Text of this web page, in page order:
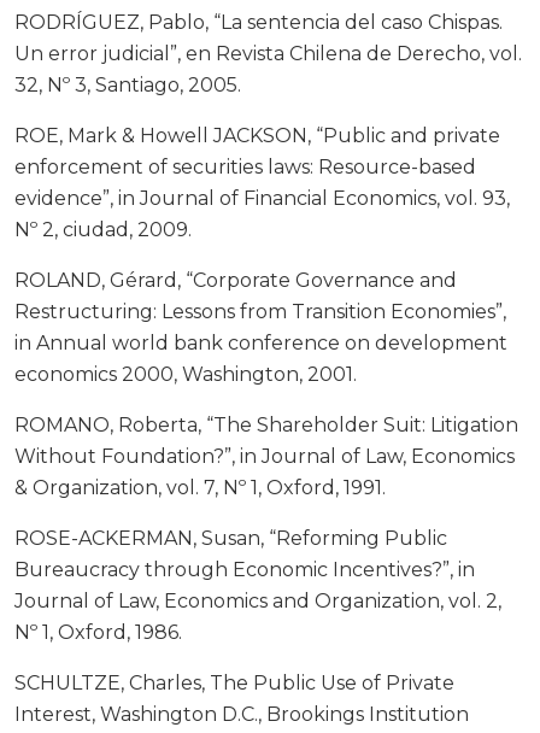
RODRÍGUEZ, Pablo, “La sentencia del caso Chispas.
Un error judicial”, en Revista Chilena de Derecho, vol.
32, Nº 3, Santiago, 2005.
ROE, Mark & Howell JACKSON, “Public and private
enforcement of securities laws: Resource-based
evidence”, in Journal of Financial Economics, vol. 93,
Nº 2, ciudad, 2009.
ROLAND, Gérard, “Corporate Governance and
Restructuring: Lessons from Transition Economies”,
in Annual world bank conference on development
economics 2000, Washington, 2001.
ROMANO, Roberta, “The Shareholder Suit: Litigation
Without Foundation?”, in Journal of Law, Economics
& Organization, vol. 7, Nº 1, Oxford, 1991.
ROSE-ACKERMAN, Susan, “Reforming Public
Bureaucracy through Economic Incentives?”, in
Journal of Law, Economics and Organization, vol. 2,
Nº 1, Oxford, 1986.
SCHULTZE, Charles, The Public Use of Private
Interest, Washington D.C., Brookings Institution